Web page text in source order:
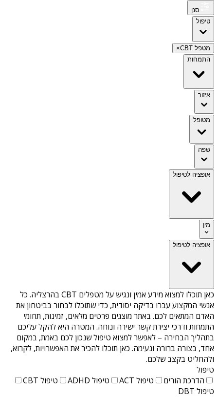
סנן
טיפול
מטפל CBT
×
התמחות
איזור
מטופל
שפה
אופציה לטיפול
מין
אופציה לטיפול
כאן תוכלו למצוא מידע אמין ונגיש על מטפלים CBT בהרצליה
. כל
אנשי המקצוע עברו בדיקה יסודית, כדי שתוכלו לבחור בביטחון את
האדם המתאים לכם. באתר מוצגים פרטים מלאים, זמינות, תחומי
התמחות ודרכי יצירת קשר ישירה ונוחה. המטרה היא להקל עליכם
בתהליך הבחירה – לאפשר למצוא טיפול שנכון לכם באמת, במקום
אחד, בצורה ברורה ונעימה. כאן תוכלו להכיר את האפשרויות, לקרוא,
ולהחליט בקצב שלכם.
טיפול
הדרכת הורים
טיפול ACT טיפול ADHD
טיפול CBT
טיפול DBT